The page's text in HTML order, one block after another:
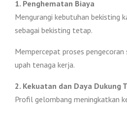
1. Penghematan Biaya
Mengurangi kebutuhan bekisting
sebagai bekisting tetap.
Mempercepat proses
upah tenaga kerja.
2. Kekuatan dan Daya Dukung
Profil gelombang meningkatkan